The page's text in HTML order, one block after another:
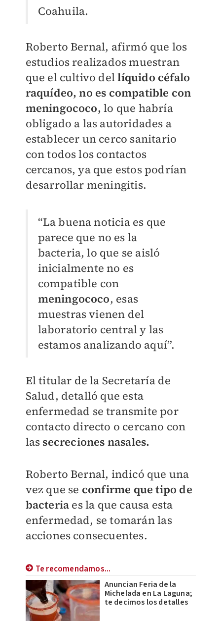
Coahuila.
Roberto Bernal, afirmó que los
estudios realizados muestran
que el cultivo dellíquido céfalo
raquídeo, no es compatible con
meningococo,lo que habría
obligado a las autoridades a
establecer un cerco sanitario
con todos los contactos
cercanos, ya que estos podrían
desarrollar meningitis.
“La buena noticia es que
parece que no es la
bacteria, lo que se aisló
inicialmente no es
compatible con
meningococo, esas
muestras vienen del
laboratorio central y las
estamos analizando aquí”.
El titular de la Secretaría de
Salud, detalló que esta
enfermedad se transmite por
contacto directo o cercano con
las secreciones nasales.
Roberto Bernal, indicó que una
vez que se confirme que tipo de
bacteria es la que causa esta
enfermedad, se tomarán las
acciones consecuentes.
Te recomendamos...
Anuncian Feria de la
Michelada en La Laguna;
te decimos los detalles